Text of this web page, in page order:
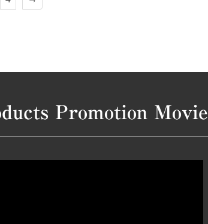
Promotion Movie